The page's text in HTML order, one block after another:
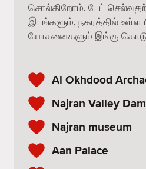
சொல்கிறோம். டேட்
இடங்களும், நகரத்தில் உள்ள
யோசனைகளும் இங்கு
Al Okhdood
Najran Valley Dam
Najran museum
Aan Palace